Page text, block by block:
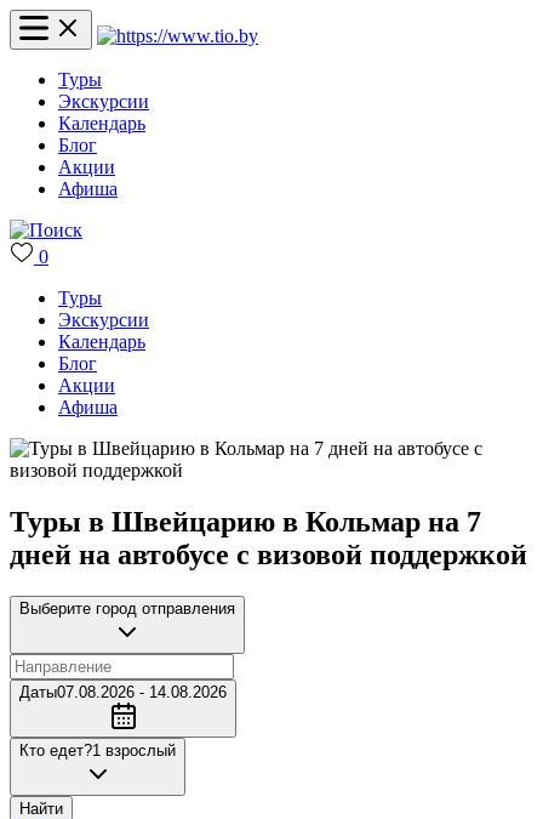
Туры
Экскурсии
Календарь
Блог
Акции
Афиша
0
Туры
Экскурсии
Календарь
Блог
Акции
Афиша
Туры в Швейцарию в Кольмар на 7
дней на автобусе с визовой поддержкой
Выберите город отправления
Даты07.08.2026 - 14.08.2026
Кто едет?1 взрослый
Найти